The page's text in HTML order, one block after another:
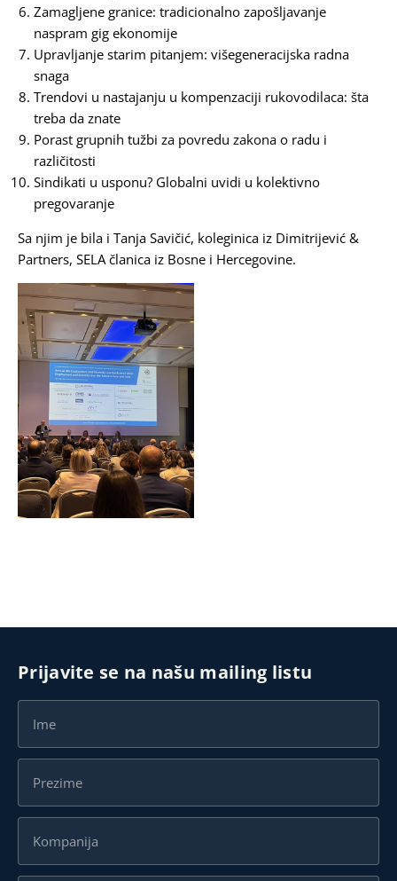
Zamagljene granice: tradicionalno zapošljavanje
naspram gig ekonomije
Upravljanje starim pitanjem: višegeneracijska radna
snaga
Trendovi u nastajanju u kompenzaciji rukovodilaca: šta
treba da znate
Porast grupnih tužbi za povredu zakona o radu i
različitosti
Sindikati u usponu? Globalni uvidi u kolektivno
pregovaranje
Sa njim je bila i Tanja Savičić, koleginica iz Dimitrijević &
Partners, SELAčlanica iz Bosne i Hercegovine.
Prijavite se na našu mailing listu